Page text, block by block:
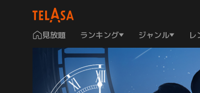
見放題 ランキング ジャンル レ